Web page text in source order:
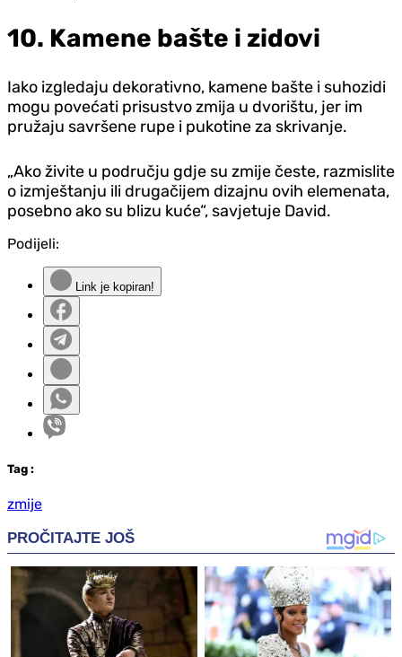
10. Kamene bašte i zidovi
Iako izgledaju dekorativno, kamene bašte i suhozidi
mogu povećati prisustvo zmija u dvorištu, jer im
pružaju savršene rupe i pukotine za skrivanje.
„Ako živite u području gdje su zmije česte, razmislite
o izmještanju ili drugačijem dizajnu ovih elemenata,
posebno ako su blizu kuće“, savjetuje David.
Podijeli:
Link je kopiran!
Tag :
zmije